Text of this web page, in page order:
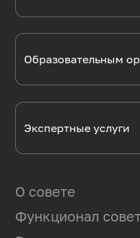
Образовательным
Экспертные услуги
О совете
Базовая организация
Функционал